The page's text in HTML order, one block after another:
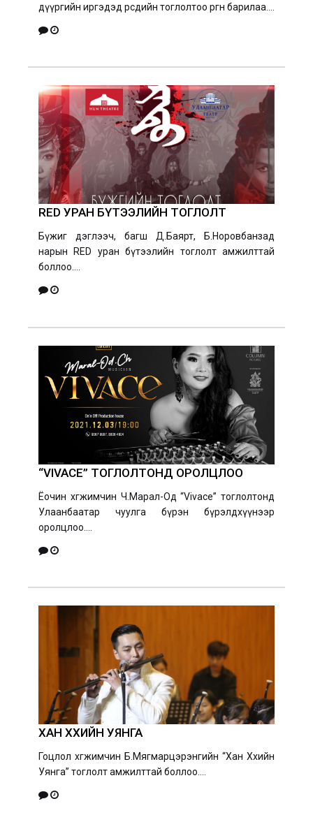
дүүргийн иргэдэд өөрсдийн тоглолтоо өргөн барилаа....
RED УРАН БҮТЭЭЛИЙН ТОГЛОЛТ
Бүжиг дэглээч, багш Д.Баярт, Б.Норовбанзад
нарын RED уран бүтээлийн тоглолт амжилттай
боллоо....
“VIVACE” ТОГЛОЛТОНД ОРОЛЦЛОО
Ёочин хөгжимчин Ч.Марал-Од “Vivace” тоглолтонд
Улаанбаатар чуулга бүрэн бүрэлдхүүнээр
оролцлоо....
ХАН ХӨХИЙН УЯНГА
Гоцлол хөгжимчин Б.Мягмарцэрэнгийн “Хан Хөхийн
Уянга” тоглолт амжилттай боллоо....